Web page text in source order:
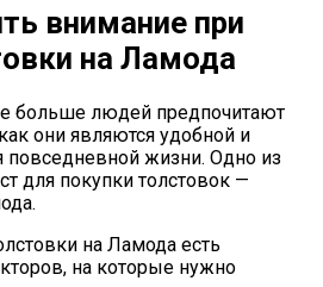
внимание при
на Ламода
больше людей предпочитают
они являются удобной и
повседневной жизни. Одно из
для покупки толстовок —
на Ламода есть
на которые нужно